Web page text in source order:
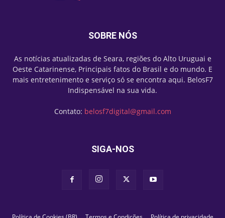
SOBRE NÓS
As notícias atualizadas de Seara, regiões do Alto Uruguai e
Oeste Catarinense, Principais fatos do Brasil e do mundo. E
mais entretenimento e serviço só se encontra aqui. BelosF7
Indispensável na sua vida.
Contato: belosf7digital@gmail.com
SIGA-NOS